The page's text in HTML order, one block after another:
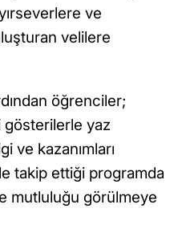
ve
velilere
öğrenciler;
gösterilerle yaz
ve kazanımları
takip ettiği programda
mutluluğu görülmeye